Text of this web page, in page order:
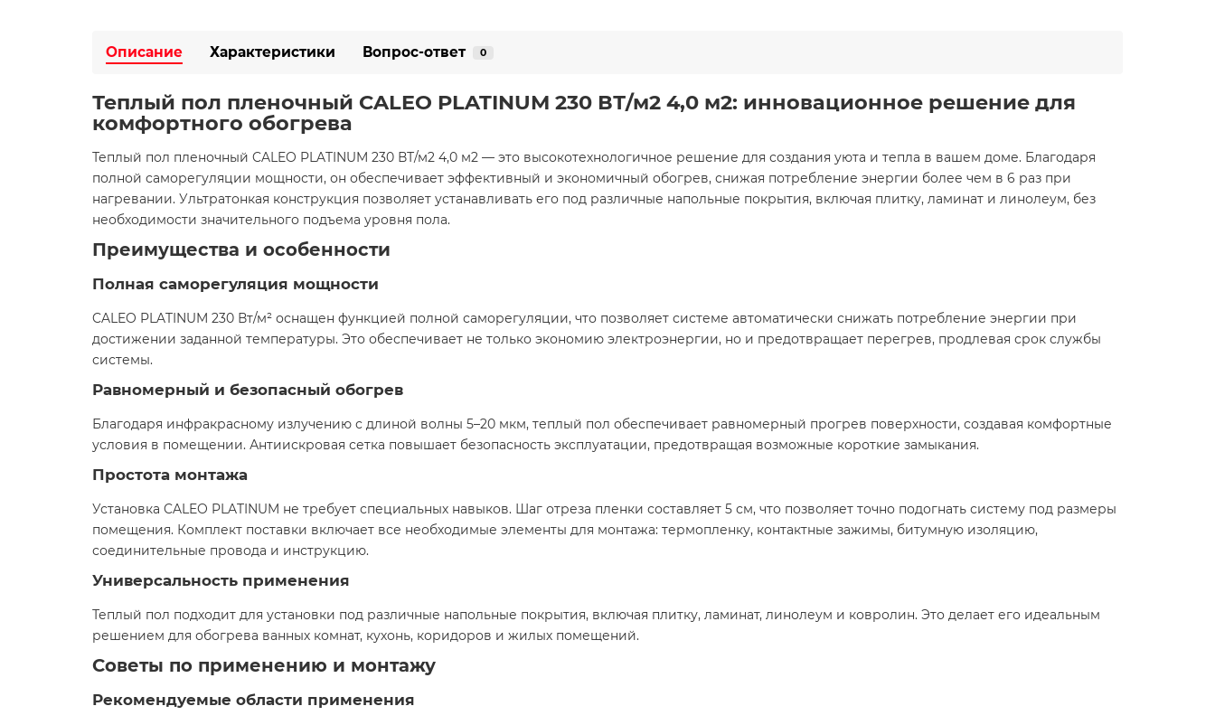
Описание Характеристики Вопрос-ответ 0
Теплый пол пленочный CALEO PLATINUM 230 ВТ/м2 4,0 м2: инновационное решение для
комфортного обогрева​
Теплый пол пленочный CALEO PLATINUM 230 ВТ/м2 4,0 м2 — это высокотехнологичное решение для создания уюта и тепла в вашем доме. Благодаря
полной саморегуляции мощности, он обеспечивает эффективный и экономичный обогрев, снижая потребление энергии более чем в 6 раз при
нагревании. Ультратонкая конструкция позволяет устанавливать его под различные напольные покрытия, включая плитку, ламинат и линолеум, без
необходимости значительного подъема уровня пола.​
Преимущества и особенности
Полная саморегуляция мощности
CALEO PLATINUM 230 Вт/м² оснащен функцией полной саморегуляции, что позволяет системе автоматически снижать потребление энергии при
достижении заданной температуры. Это обеспечивает не только экономию электроэнергии, но и предотвращает перегрев, продлевая срок службы
системы.​
Равномерный и безопасный обогрев
Благодаря инфракрасному излучению с длиной волны 5–20 мкм, теплый пол обеспечивает равномерный прогрев поверхности, создавая комфортные
условия в помещении. Антиискровая сетка повышает безопасность эксплуатации, предотвращая возможные короткие замыкания.​
Простота монтажа
Установка CALEO PLATINUM не требует специальных навыков. Шаг отреза пленки составляет 5 см, что позволяет точно подогнать систему под размеры
помещения. Комплект поставки включает все необходимые элементы для монтажа: термопленку, контактные зажимы, битумную изоляцию,
соединительные провода и инструкцию.​
Универсальность применения
Теплый пол подходит для установки под различные напольные покрытия, включая плитку, ламинат, линолеум и ковролин. Это делает его идеальным
решением для обогрева ванных комнат, кухонь, коридоров и жилых помещений.​
Советы по применению и монтажу
Рекомендуемые области применения